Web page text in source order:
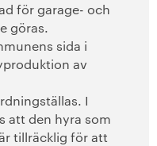
för garage- och
göras.
sida i
av
I
att den hyra som
tillräcklig för att